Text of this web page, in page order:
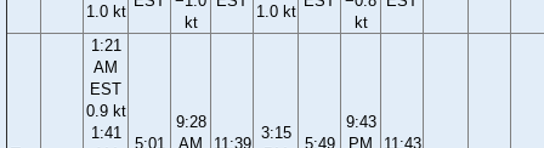
1.0 kt
kt
1.0 kt
kt
1:21
AM
EST
0.9 kt
1:41
5:01
9:28
AM
11:39
3:15
5:49
9:43
PM
11:43